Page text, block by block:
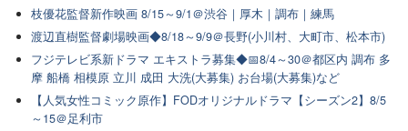
枝優花監督新作映画 8/15～9/1＠渋谷｜厚木｜調布｜練馬
渡辺直樹監督劇場映画◆8/18～9/9＠長野(小川村、大町市、松本市)
フジテレビ系新ドラマ エキストラ募集◆📅8/4～30＠都区内 調布 多
摩 船橋 相模原 立川 成田 大洗(大募集) お台場(大募集)など
【人気女性コミック原作】FODオリジナルドラマ【シーズン2】8/5
～15＠足利市